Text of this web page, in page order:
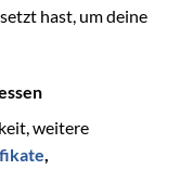
hast, um deine
weitere
,